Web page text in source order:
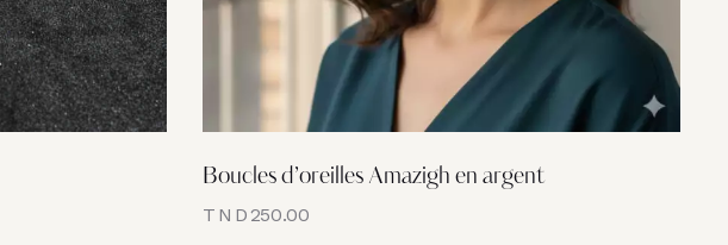
Boucles d’oreilles Amazigh en argent
TND250.00